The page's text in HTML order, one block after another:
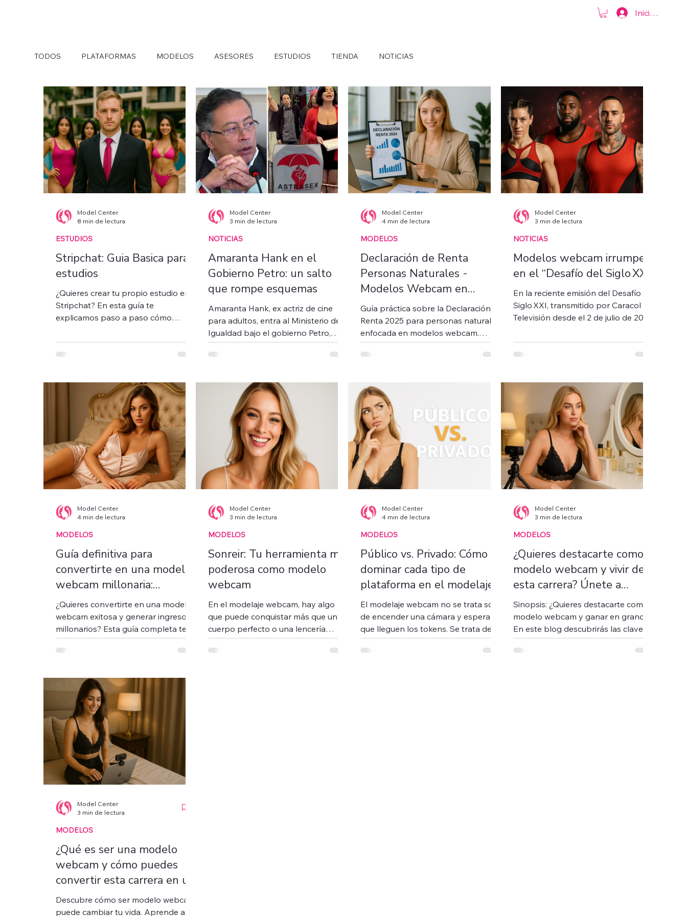
Iniciar sesión
TODOS PLATAFORMAS MODELOS ASESORES ESTUDIOS TIENDA NOTICIAS
Stripchat: Guia Basica para
estudios
¿Quieres crear tu propio estudio en
Stripchat? En esta guía te
explicamos paso a paso cómo
agregar modelos, cumplir con las
reglas de la plataforma y gestionar
iniciar o formalizar su negocio en el
modelaje webcam.
ESTUDIOS
Model Center
8 min de lectura
Amaranta Hank en el
Gobierno Petro: un salto
que rompe esquemas
Amaranta Hank, ex actriz de cine
para adultos, entra al Ministerio de
Igualdad bajo el gobierno Petro,
generando debate sobre inclusión y
estigmas. Analizamos su impacto
que su caso significa para modelos
webcam que buscan profesionalizar
y diversificar su carrera.
NOTICIAS
Model Center
3 min de lectura
Declaración de Renta
Personas Naturales -
Modelos Webcam en
Colombia.
Guía práctica sobre la Declaración de
Renta 2025 para personas naturales,
enfocada en modelos webcam.
Explica quiénes deben declarar,
fechas clave, sanciones por
recomendaciones sobre
deducciones, régimen tributario y
cómo reportar ingresos digitales.
Ideal para modelos que buscan
cumplir con la DIAN sin
complicaciones.
MODELOS
Model Center
4 min de lectura
Modelos webcam irrumpen
en el “Desafío del Siglo XXI”
En la reciente emisión del Desafío del
Siglo XXI, transmitido por Caracol
Televisión desde el 2 de julio de 2025,
revolución mediática al contar, por
primera vez en su historia, con la
para adultos entre los 32
concursantes.
NOTICIAS
Model Center
3 min de lectura
Guía definitiva para
convertirte en una modelo
webcam millonaria:
Estrategias, herramientas y
mentalidad para llegar al
TOP
¿Quieres convertirte en una modelo
webcam exitosa y generar ingresos
millonarios? Esta guía completa te
enseña paso a paso cómo construir
una marca personal poderosa,
audiencia, diversificar tus ingresos,
dominar las redes sociales y
mantener una mentalidad enfocada
en el éxito. Descubre cómo triunfar
con estrategia, disciplina y
acompañamiento profesional.
MODELOS
Model Center
4 min de lectura
Sonreir: Tu herramienta más
poderosa como modelo
webcam
En el modelaje webcam, hay algo
que puede conquistar más que un
cuerpo perfecto o una lencería
costosa: tu sonrisa .Auténtica,...
MODELOS
Model Center
3 min de lectura
Público vs. Privado: Cómo
dominar cada tipo de
plataforma en el modelaje
webcam y aumentar tus
ingresos
El modelaje webcam no se trata solo
de encender una cámara y esperar
que lleguen los tokens. Se trata de
estrategia, inteligencia...
MODELOS
Model Center
4 min de lectura
¿Quieres destacarte como
modelo webcam y vivir de
esta carrera? Únete a
Model Center y hazlo
realidad
Sinopsis: ¿Quieres destacarte como
modelo webcam y ganar en grande?
En este blog descubrirás las claves
para construir una carrera exitosa en
la industria webcam, con el respaldo
MODELOS
Model Center
3 min de lectura
¿Qué es ser una modelo
webcam y cómo puedes
convertir esta carrera en un
camino hacia la libertad
financiera?
Descubre cómo ser modelo webcam
puede cambiar tu vida. Aprende a
MODELOS
Model Center
3 min de lectura